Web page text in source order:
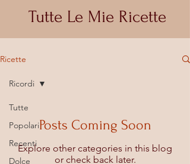
Tutte Le Mie Ricette
Ricette
Tutte
Popolari
Recenti
Dolce
Ricordi
Posts Coming Soon
Explore other categories in this blog
or check back later.